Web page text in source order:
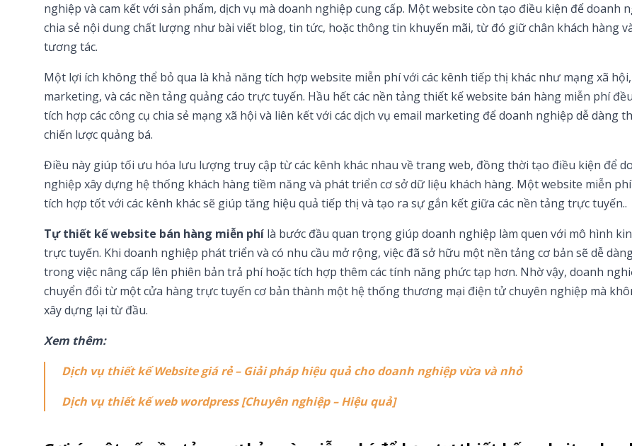
nghiệp và cam kết với sản phẩm, dịch vụ mà doanh nghiệp cung cấp. Một website còn tạo điều kiện để doanh
chia sẻ nội dung chất lượng như bài viết blog, tin tức, hoặc thông tin khuyến mãi, từ đó giữ chân khách hàng
tương tác.
Một lợi ích không thể bỏ qua là khả năng tích hợp website miễn phí với các kênh tiếp thị khác như mạng xã
marketing, và các nền tảng quảng cáo trực tuyến. Hầu hết các nền tảng thiết kế website bán hàng miễn phí
tích hợp các công cụ chia sẻ mạng xã hội và liên kết với các dịch vụ email marketing để doanh nghiệp dễ dàng
chiến lược quảng bá.
Điều này giúp tối ưu hóa lưu lượng truy cập từ các kênh khác nhau về trang web, đồng thời tạo điều kiện để
nghiệp xây dựng hệ thống khách hàng tiềm năng và phát triển cơ sở dữ liệu khách hàng. Một website miễn
tích hợp tốt với các kênh khác sẽ giúp tăng hiệu quả tiếp thị và tạo ra sự gắn kết giữa các nền tảng trực tuyến..
Tự thiết kế website bán hàng miễn phí là bước đầu quan trọng giúp doanh nghiệp làm quen với mô hình
trực tuyến. Khi doanh nghiệp phát triển và có nhu cầu mở rộng, việc đã sở hữu một nền tảng cơ bản sẽ dễ
trong việc nâng cấp lên phiên bản trả phí hoặc tích hợp thêm các tính năng phức tạp hơn. Nhờ vậy, doanh
chuyển đổi từ một cửa hàng trực tuyến cơ bản thành một hệ thống thương mại điện tử chuyên nghiệp mà
xây dựng lại từ đầu.
Xem thêm:
Dịch vụ thiết kế Website giá rẻ – Giải pháp hiệu quả cho doanh nghiệp vừa và nhỏ
Dịch vụ thiết kế web wordpress [Chuyên nghiệp – Hiệu quả]